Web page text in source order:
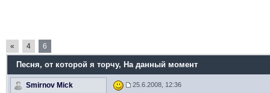
« 4 6
Песня, от которой я торчу, На данный момент
Smirnov Mick 25.6.2008, 12:36